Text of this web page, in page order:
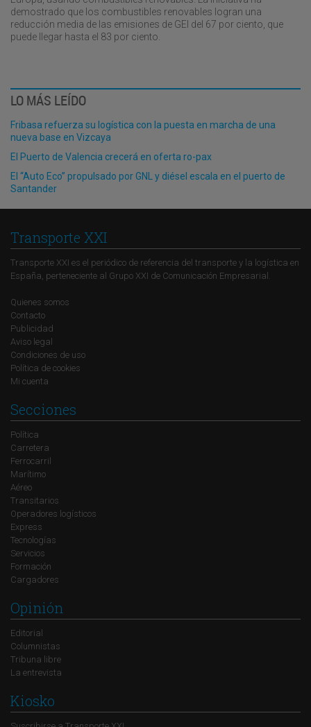
demostrado que los combustibles renovables logran una
reducción media de las emisiones de GEI del 67 por ciento, que
puede llegar hasta el 83 por ciento.
LO MÁS LEÍDO
Fribasa refuerza su logística con la puesta en marcha de una
nueva base en Vizcaya
El Puerto de Valencia crecerá en oferta ro-pax
El “Auto Eco” propulsado por GNL y diésel escala en el puerto de
Santander
Transporte XXI
Transporte XXI es el periódico de referencia del transporte y la logística en
España, perteneciente al Grupo XXI de Comunicación Empresarial.
Quienes somos
Contacto
Publicidad
Aviso legal
Condiciones de uso
Política de cookies
Mi cuenta
Secciones
Política
Carretera
Ferrocarril
Marítimo
Aéreo
Transitarios
Operadores logísticos
Express
Tecnologías
Servicios
Formación
Cargadores
Opinión
Editorial
Columnistas
Tribuna libre
La entrevista
Kiosko